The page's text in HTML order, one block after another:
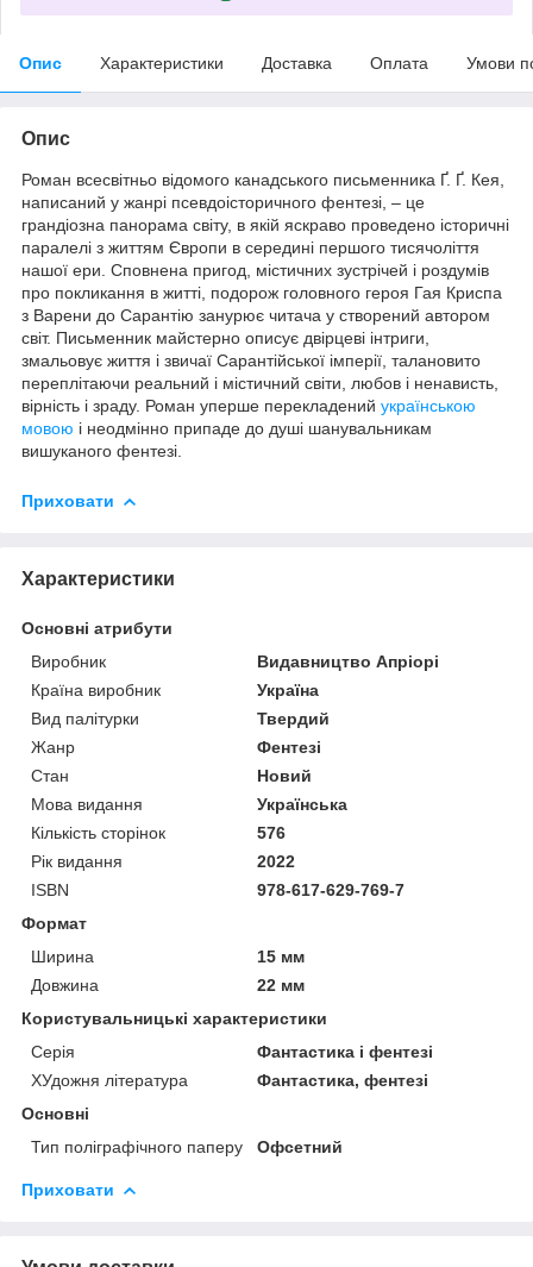
Опис Характеристики Доставка Оплата Умови
Опис
Роман всесвітньо відомого канадського письменника Ґ. Ґ. Кея,
написаний у жанрі псевдоісторичного фентезі, – це
грандіозна панорама світу, в якій яскраво проведено історичні
паралелі з життям Європи в середині першого тисячоліття
нашої ери. Сповнена пригод, містичних зустрічей і роздумів
про покликання в житті, подорож головного героя Гая Криспа
з Варени до Сарантію занурює читача у створений автором
світ. Письменник майстерно описує двірцеві інтриги,
змальовує життя і звичаї Сарантійської імперії, талановито
переплітаючи реальний і містичний світи, любов і ненависть,
вірність і зраду. Роман уперше перекладений українською
мовою і неодмінно припаде до душі шанувальникам
вишуканого фентезі.
Приховати
Характеристики
Основні атрибути
Виробник
Видавництво Апріорі
Країна виробник
Україна
Вид палітурки
Твердий
Жанр
Фентезі
Стан
Новий
Мова видання
Українська
Кількість сторінок
576
Рік видання
2022
ISBN
978-617-629-769-7
Формат
Ширина
15 мм
Довжина
22 мм
Користувальницькі характеристики
Серія
Фантастика і фентезі
ХУдожня література
Фантастика, фентезі
Основні
Тип поліграфічного паперу
Офсетний
Приховати